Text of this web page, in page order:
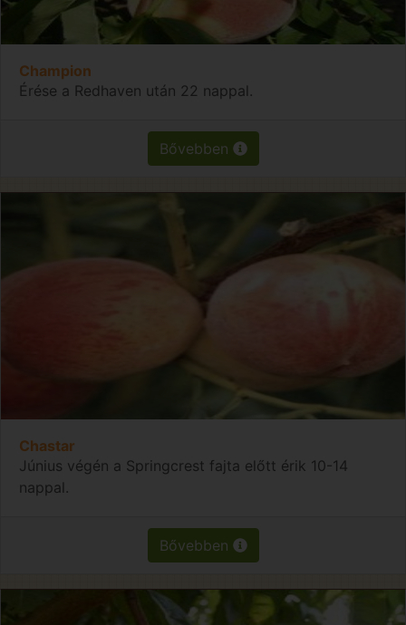
Champion
Érése a Redhaven után 22 nappal.
Bővebben
Chastar
Június végén a Springcrest fajta előtt érik 10-14
nappal.
Bővebben